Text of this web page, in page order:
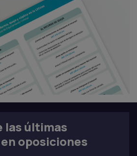
las últimas
oposiciones